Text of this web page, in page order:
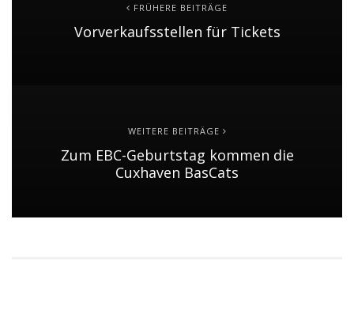
FRÜHERE BEITRÄGE
Vorverkaufsstellen für Tickets
WEITERE BEITRÄGE
Zum EBC-Geburtstag kommen die
Cuxhaven BasCats